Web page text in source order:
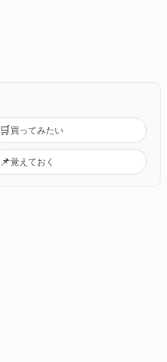
🛒買ってみたい
📌覚えておく